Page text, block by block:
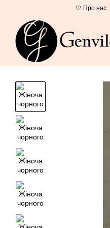
Перейти до основного контенту
🤍 Про нас